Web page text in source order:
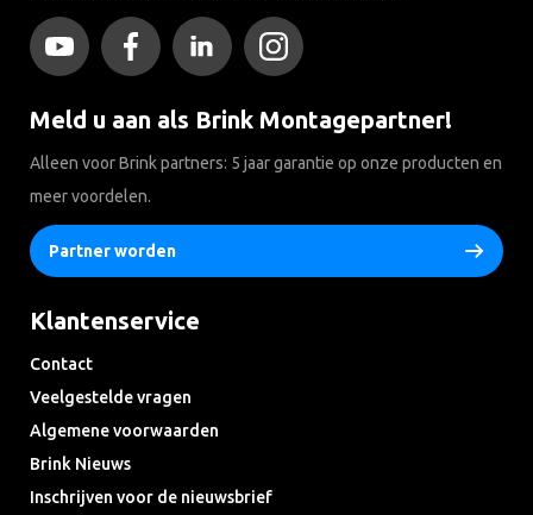
Meld u aan als Brink Montagepartner!
Alleen voor Brink partners: 5 jaar garantie op onze producten en
meer voordelen.
Partner worden
Klantenservice
Contact
Veelgestelde vragen
Algemene voorwaarden
Brink Nieuws
Inschrijven voor de nieuwsbrief